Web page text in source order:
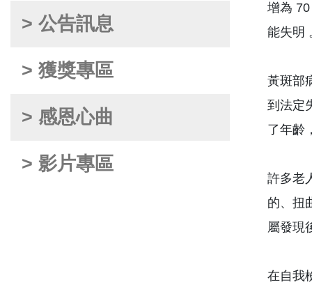
> 公告訊息
> 獲獎專區
> 感恩心曲
> 影片專區
增為
能失明
黃斑部
到法定
了年齡
許多老
的、扭
屬發現
在自我